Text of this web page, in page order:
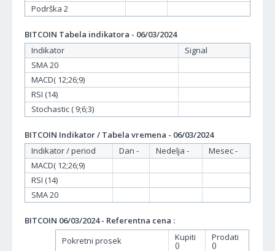
Podrška 2
BITCOIN Tabela indikatora - 06/03/2024
Indikator
Signal
SMA 20
MACD( 12;26;9)
RSI (14)
Stochastic ( 9;6;3)
BITCOIN Indikator / Tabela vremena - 06/03/2024
Indikator / period
Dan - Nedelja -
Mesec -
MACD( 12;26;9)
RSI (14)
SMA 20
BITCOIN 06/03/2024 - Referentna cena :
Pokretni prosek
Kupiti
()
Prodati
()